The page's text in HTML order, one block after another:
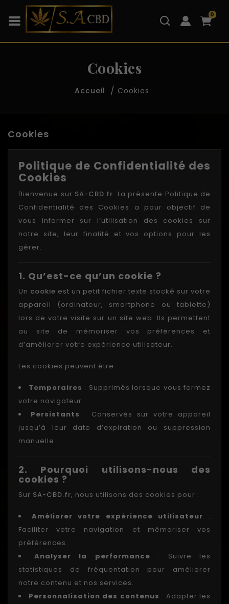
0
Cookies
Accueil Cookies
Cookies
Politique de Confidentialité des
Cookies
Bienvenue sur SA-CBD.fr. La présente Politique de
Confidentialité des Cookies a pour objectif de
vous informer sur l’utilisation des cookies sur
notre site, leur finalité et vos options pour les
gérer.
1. Qu’est-ce qu’un cookie ?
Un cookie est un petit fichier texte stocké sur votre
appareil (ordinateur, smartphone ou tablette)
lors de votre visite sur un site web. Ils permettent
au site de mémoriser vos préférences et
d’améliorer votre expérience utilisateur.
Les cookies peuvent être :
Temporaires : Supprimés lorsque vous fermez
votre navigateur.
Persistants
: Conservés sur votre appareil
jusqu’à leur date d’expiration ou suppression
manuelle.
2. Pourquoi utilisons-nous des
cookies ?
Sur SA-CBD.fr, nous utilisons des cookies pour :
Améliorer votre expérience utilisateur :
Faciliter votre navigation et mémoriser vos
préférences.
Analyser la performance : Suivre les
statistiques de fréquentation pour améliorer
notre contenu et nos services.
Personnalisation des contenus : Adapter les